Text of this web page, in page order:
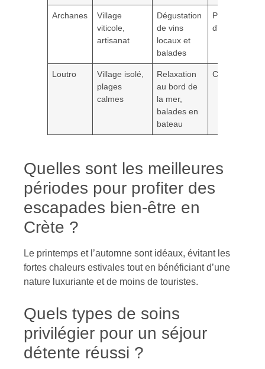
Archanes
Village
viticole,
artisanat
Dégustation
de vins
locaux et
balades
Près
d’Héraklion
Loutro
Village isolé,
plages
calmes
Relaxation
au bord de
la mer,
balades en
bateau
Côte sud
Quelles sont les meilleures
périodes pour profiter des
escapades bien-être en
Crète ?
Le printemps et l’automne sont idéaux, évitant les
fortes chaleurs estivales tout en bénéficiant d’une
nature luxuriante et de moins de touristes.
Quels types de soins
privilégier pour un séjour
détente réussi ?